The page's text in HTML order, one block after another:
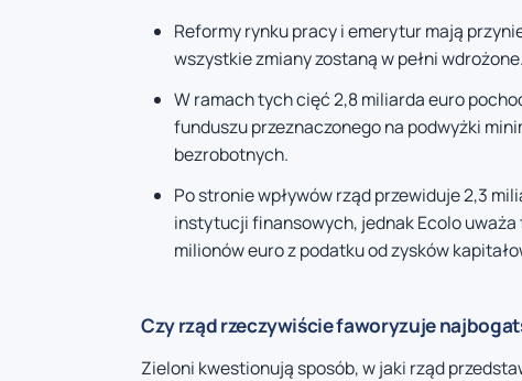
Reformy rynku pracy i emerytur mają
wszystkie zmiany zostaną w pełni wdrożone.
W ramach tych cięć 2,8 miliarda euro
funduszu przeznaczonego na podwyżki
bezrobotnych.
Po stronie wpływów rząd przewiduje 2,3
instytucji finansowych, jednak Ecolo uważa
milionów euro z podatku od zysków
Czy rząd rzeczywiście faworyzuje
Zieloni kwestionują sposób, w jaki rząd